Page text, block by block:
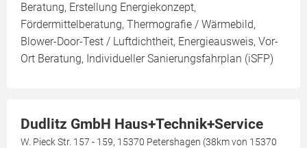
Beratung, Erstellung Energiekonzept,
Fördermittelberatung, Thermografie / Wärmebild,
Blower-Door-Test / Luftdichtheit, Energieausweis, Vor-
Ort Beratung, Individueller Sanierungsfahrplan (iSFP)
Dudlitz GmbH Haus+Technik+Service
W. Pieck Str. 157 - 159, 15370 Petershagen (38km von 15370